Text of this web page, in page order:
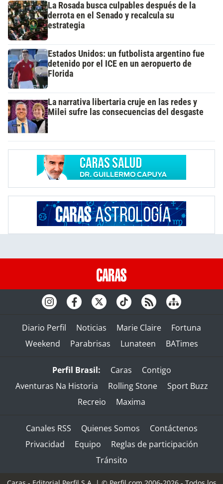
La Rosada busca culpables después de la
derrota en el Senado y recalcula su
estrategia
Estados Unidos: un futbolista argentino fue
detenido por el ICE en un aeropuerto de
Florida
La narrativa libertaria cruje en las redes y
Milei sufre las consecuencias del desgaste
Diario Perfil Noticias Marie Claire
Fortuna
Weekend
Parabrisas Lunateen BATimes
Perfil Brasil: Caras
Contigo
Aventuras Na Historia
Rolling Stone
Sport Buzz
Recreio
Maxima
Canales RSS Quienes Somos
Contáctenos
Privacidad
Equipo
Reglas de participación
Tránsito